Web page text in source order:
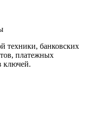
техники, банковских
платежных
ключей.